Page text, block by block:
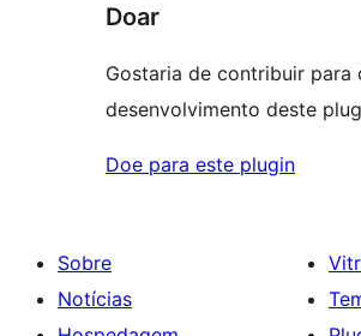
Doar
Gostaria de contribuir para
desenvolvimento deste
Doe para este plugin
Sobre
Notícias